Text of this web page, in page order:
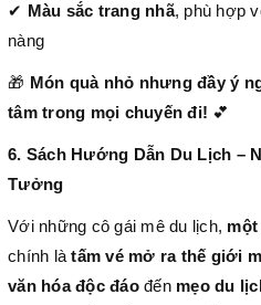
✔
Màu sắc trang nhã, phù hợp
nàng
🎁 Món quà nhỏ nhưng đầy ý
tâm trong mọi chuyến đi! 💕
6. Sách Hướng Dẫn Du Lịch –
Tưởng
Với những cô gái mê du lịch,
chính làtấm vé mở ra thế giới
văn hóa độc đáođến mẹo du